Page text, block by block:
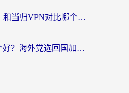
穿梭VPN好用吗？和当归VPN对比哪个回国效果更好？海外党亲测实用指南
穿梭和六毫秒哪个好？海外党选回国加速器的避坑指南，附番茄加速器实测